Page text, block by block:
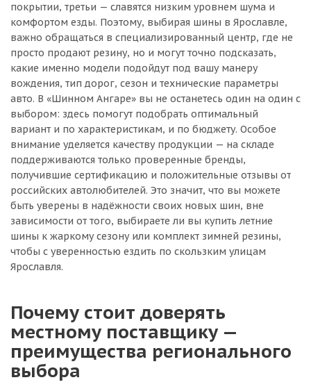
покрытии, третьи — славятся низким уровнем шума и
комфортом езды. Поэтому, выбирая шины в Ярославле,
важно обращаться в специализированный центр, где не
просто продают резину, но и могут точно подсказать,
какие именно модели подойдут под вашу манеру
вождения, тип дорог, сезон и технические параметры
авто. В «Шинном Ангаре» вы не останетесь один на один с
выбором: здесь помогут подобрать оптимальный
вариант и по характеристикам, и по бюджету. Особое
внимание уделяется качеству продукции — на складе
поддерживаются только проверенные бренды,
получившие сертификацию и положительные отзывы от
российских автолюбителей. Это значит, что вы можете
быть уверены в надёжности своих новых шин, вне
зависимости от того, выбираете ли вы купить летние
шины к жаркому сезону или комплект зимней резины,
чтобы с уверенностью ездить по скользким улицам
Ярославля.
Почему стоит доверять
местному поставщику —
преимущества регионального
выбора